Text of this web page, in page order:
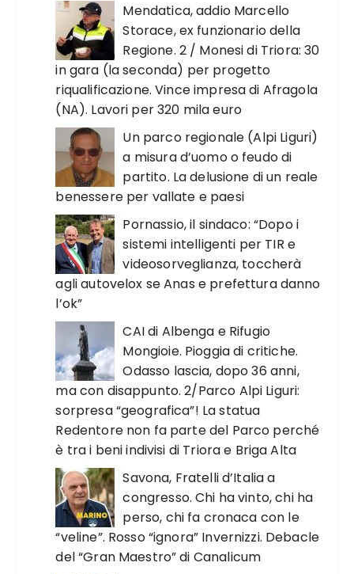
Mendatica, addio Marcello
Storace, ex funzionario della
Regione. 2 / Monesi di Triora: 30
in gara (la seconda) per progetto
riqualificazione. Vince impresa di Afragola
(NA). Lavori per 320 mila euro
Un parco regionale (Alpi Liguri)
a misura d’uomo o feudo di
partito. La delusione di un reale
benessere per vallate e paesi
Pornassio, il sindaco: “Dopo i
sistemi intelligenti per TIR e
videosorveglianza, toccherà
agli autovelox se Anas e prefettura danno
l’ok”
CAI di Albenga e Rifugio
Mongioie. Pioggia di critiche.
Odasso lascia, dopo 36 anni,
ma con disappunto. 2/Parco Alpi Liguri:
sorpresa “geografica”! La statua
Redentore non fa parte del Parco perché
è tra i beni indivisi di Triora e Briga Alta
Savona, Fratelli d’Italia a
congresso. Chi ha vinto, chi ha
perso, chi fa cronaca con le
“veline”. Rosso “ignora” Invernizzi. Debacle
del “Gran Maestro” di Canalicum